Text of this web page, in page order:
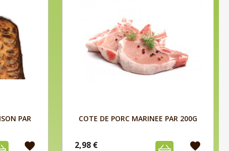
PAR
favorite
 Aperçu
COTE DE PORC MARINEE PAR 200G
2,98 € favorite